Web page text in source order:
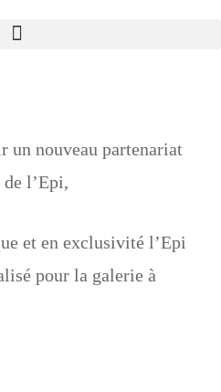
un nouveau partenariat
l’Epi,
et en exclusivité l’Epi
pour la galerie à